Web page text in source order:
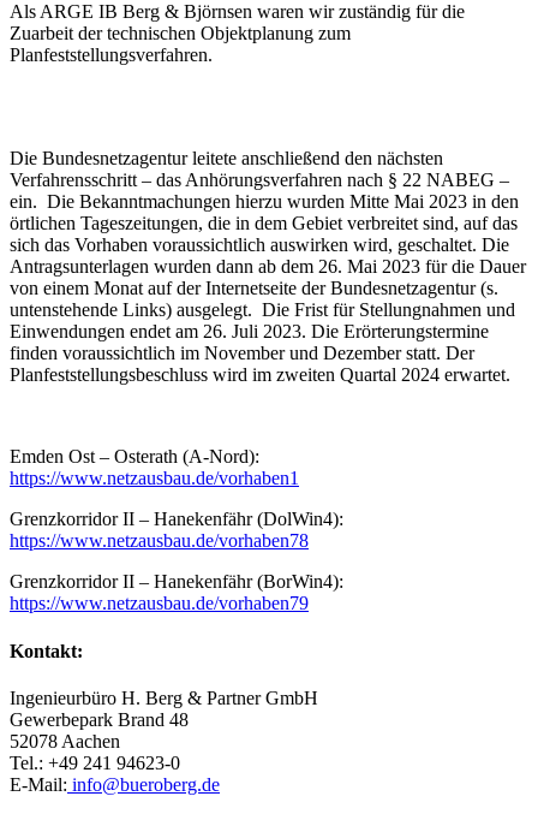
Als ARGE IB Berg & Björnsen waren wir zuständig für die
Zuarbeit der technischen Objektplanung zum
Planfeststellungsverfahren.
Die Bundesnetzagentur leitete anschließend den nächsten
Verfahrensschritt – das Anhörungsverfahren nach § 22 NABEG –
ein. Die Bekanntmachungen hierzu wurden Mitte Mai 2023 in den
örtlichen Tageszeitungen, die in dem Gebiet verbreitet sind, auf das
sich das Vorhaben voraussichtlich auswirken wird, geschaltet. Die
Antragsunterlagen wurden dann ab dem 26. Mai 2023 für die Dauer
von einem Monat auf der Internetseite der Bundesnetzagentur (s.
untenstehende Links) ausgelegt. Die Frist für Stellungnahmen und
Einwendungen endet am 26. Juli 2023. Die Erörterungstermine
finden voraussichtlich im November und Dezember statt. Der
Planfeststellungsbeschluss wird im zweiten Quartal 2024 erwartet.
Emden Ost – Osterath (A-Nord):
https://www.netzausbau.de/vorhaben1
Grenzkorridor II – Hanekenfähr (DolWin4):
https://www.netzausbau.de/vorhaben78
Grenzkorridor II – Hanekenfähr (BorWin4):
https://www.netzausbau.de/vorhaben79
Kontakt:
Ingenieurbüro H. Berg & Partner GmbH
Gewerbepark Brand 48
52078 Aachen
Tel.: +49 241 94623-0
E-Mail: info@bueroberg.de